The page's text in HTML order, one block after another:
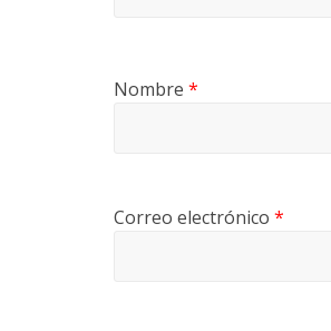
Nombre *
Correo electrónico *